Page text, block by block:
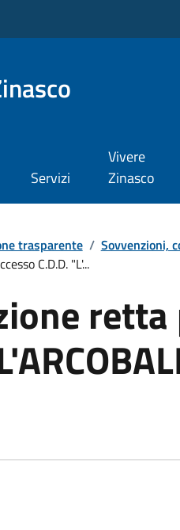
Servizi
Vivere
Zinasco
trasparente / Sovvenzioni,
C.D.D. "L'...
retta